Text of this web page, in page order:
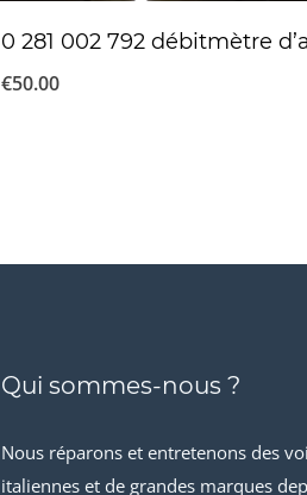
0 281 002 792 débitmètre
€50.00
Qui sommes-nous ?
Nous réparons et entretenons des
italiennes et de grandes marques